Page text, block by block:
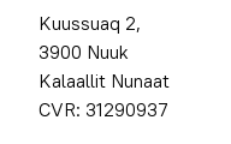
Kuussuaq 2,
3900 Nuuk
Kalaallit Nunaat
CVR: 31290937